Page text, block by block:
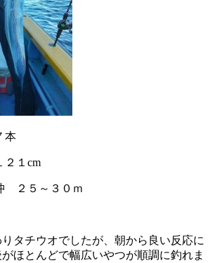
１cm
５～３０ｍ
タチウオでしたが、朝から良い反応に
ほとんどで幅広いやつが順調に釣れま